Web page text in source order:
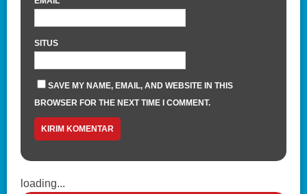
SITUS
SAVE MY NAME, EMAIL, AND WEBSITE IN THIS
BROWSER FOR THE NEXT TIME I COMMENT.
loading...